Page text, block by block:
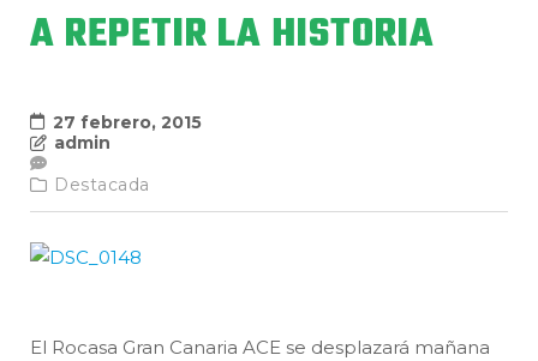
A REPETIR LA HISTORIA
27 febrero, 2015
admin
Destacada
El Rocasa Gran Canaria ACE se desplazará mañana